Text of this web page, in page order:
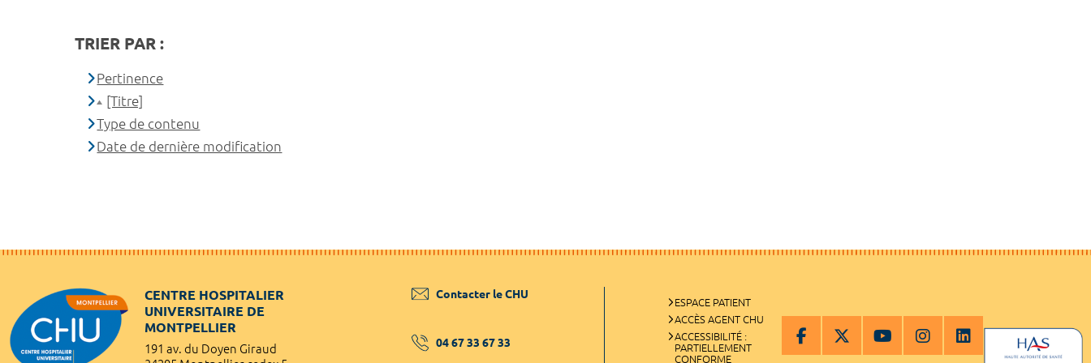
TRIER PAR :
Pertinence
[Titre]
Type de contenu
Date de dernière modification
CENTRE HOSPITALIER
UNIVERSITAIRE DE
MONTPELLIER
191 av. du Doyen Giraud
Contacter le CHU
04 67 33 67 33
ESPACE PATIENT
ACCÈS AGENT CHU
ACCESSIBILITÉ :
PARTIELLEMENT
CONFORME